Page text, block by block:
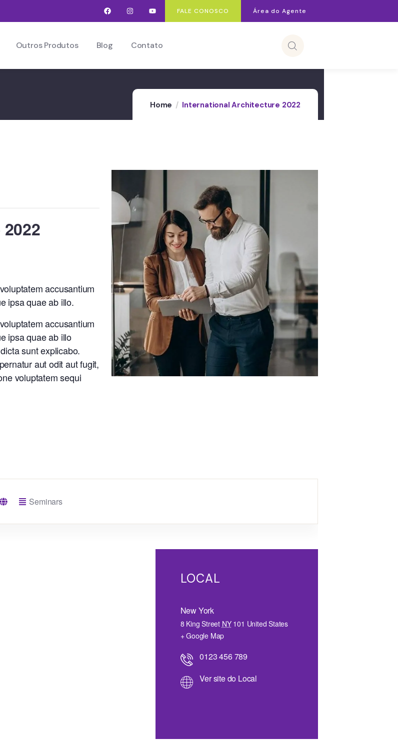
FALE CONOSCO Área do Agente
Outros Produtos Blog Contato
Home International Architecture 2022
accusantium
ipsa quae ab illo.
accusantium
ipsa quae ab illo
sunt explicabo.
aut odit aut fugit,
voluptatem sequi
Seminars
LOCAL
New York
8 King Street NY 101 United States
+ Google Map
0123 456 789
Ver site do Local